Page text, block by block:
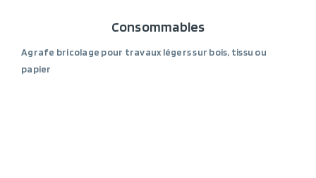
Consommables
Agrafe bricolage pour travaux légers sur bois, tissu ou
papier